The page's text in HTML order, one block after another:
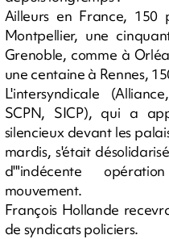
Ailleurs en France, 150
Montpellier, une
Grenoble, comme à
une centaine à Rennes,
L'intersyndicale
SCPN, SICP), qui a
silencieux devant les
mardis, s'était
d'"indécente
mouvement.
François Hollande
de syndicats policiers.